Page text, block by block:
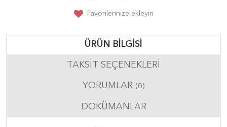
Favorilerinize ekleyin
ÜRÜN BILGISI
TAKSIT SEÇENEKLERI
YORUMLAR (0)
DÖKÜMANLAR